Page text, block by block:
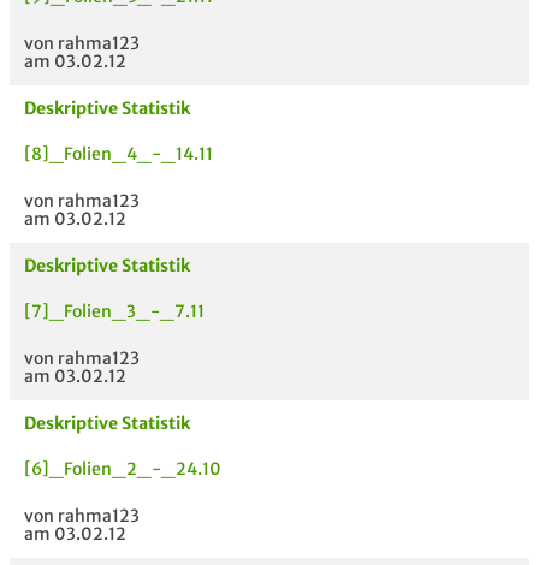
von rahma123
am 03.02.12
Deskriptive Statistik
[8]_Folien_4_-_14.11
von rahma123
am 03.02.12
Deskriptive Statistik
[7]_Folien_3_-_7.11
von rahma123
am 03.02.12
Deskriptive Statistik
[6]_Folien_2_-_24.10
von rahma123
am 03.02.12